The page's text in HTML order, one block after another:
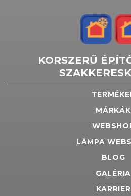
KORSZERŰ
MÁRKÁK
LÁMPA
BLOG
GALÉRIA
KARRIER